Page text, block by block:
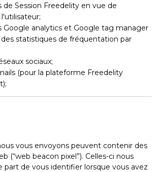
de Session Freedelity en vue de
Google analytics et Google tag manager
statistiques de fréquentation par
sociaux;
(pour la plateforme Freedelity
vous envoyons peuvent contenir des
(“web beacon pixel”). Celles-ci nous
de vous identifier lorsque vous avez